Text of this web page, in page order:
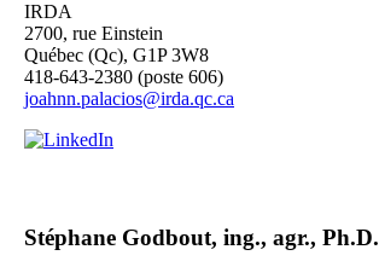
IRDA
2700, rue Einstein
Québec (Qc), G1P 3W8
418-643-2380 (poste 606)
joahnn.palacios@irda.qc.ca
Stéphane Godbout, ing., agr., Ph.D.